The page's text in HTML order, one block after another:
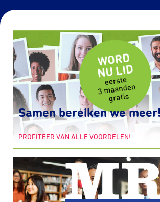
Samen bereiken we
PROFITEER VAN ALLE VOORDELEN!